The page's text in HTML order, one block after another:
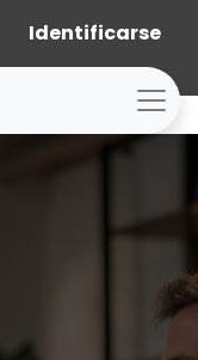
Identificarse